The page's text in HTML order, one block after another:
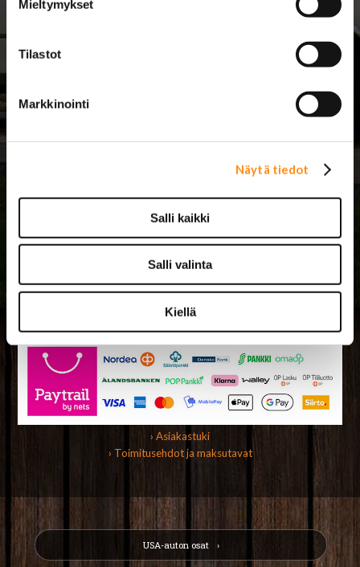
Mieltymykset
Tilastot
Markkinointi
Näytä tiedot
Salli kaikki
Salli valinta
Kiellä
Lännentie 5
Lasipajantie 5
ma-pe 8-17
la 1.8. 9-16
Huoltokorjaamo
› Asiakastuki
› Toimitusehdot ja maksutavat
USA-auton osat